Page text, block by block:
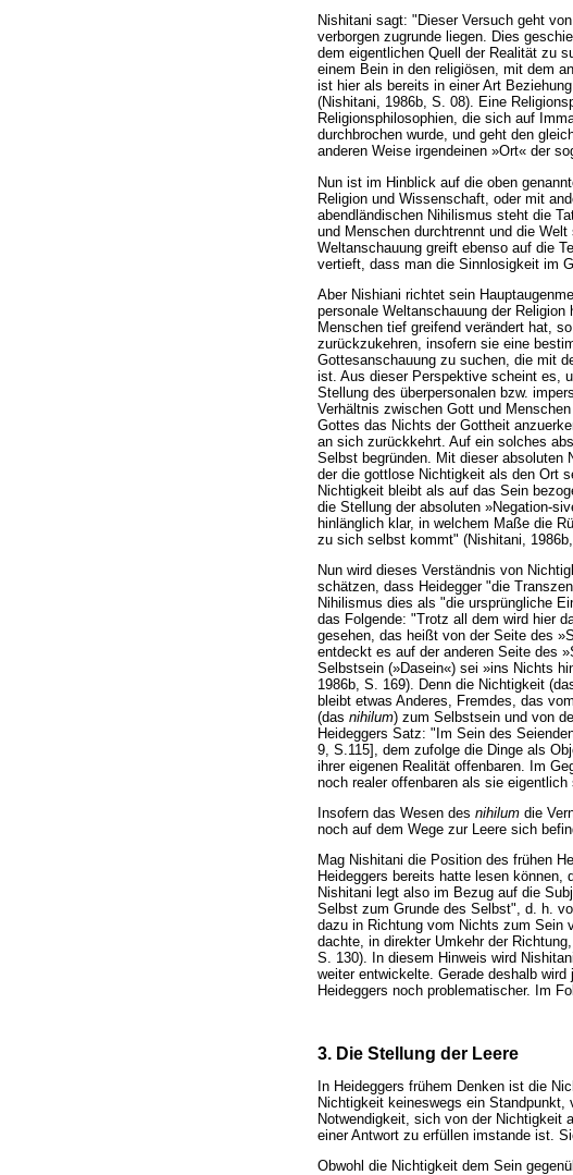
Nishitani sagt: "Dieser Versuch geht
verborgen zugrunde liegen. Dies
dem eigentlichen Quell der Realität zu
einem Bein in den religiösen, mit dem
ist hier als bereits in einer Art
(Nishitani, 1986b, S. 08). Eine
Religionsphilosophien, die sich auf
durchbrochen wurde, und geht den
anderen Weise irgendeinen »Ort« der
Nun ist im Hinblick auf die oben
Religion und Wissenschaft, oder mit
abendländischen Nihilismus steht die
und Menschen durchtrennt und die
Weltanschauung greift ebenso auf die
vertieft, dass man die Sinnlosigkeit im
Aber Nishiani richtet sein
personale Weltanschauung der
Menschen tief greifend verändert hat,
zurückzukehren, insofern sie eine
Gottesanschauung zu suchen, die mit
ist. Aus dieser Perspektive scheint es,
Stellung des überpersonalen bzw.
Verhältnis zwischen Gott und
Gottes das Nichts der Gottheit
an sich zurückkehrt. Auf ein solches
Selbst begründen. Mit dieser absoluten
der die gottlose Nichtigkeit als den Ort
Nichtigkeit bleibt als auf das Sein
die Stellung der absoluten »Negation-
hinlänglich klar, in welchem Maße die
zu sich selbst kommt" (Nishitani, 1986b,
Nun wird dieses Verständnis von
schätzen, dass Heidegger "die
Nihilismus dies als "die ursprüngliche
das Folgende: "Trotz all dem wird hier
gesehen, das heißt von der Seite des
entdeckt es auf der anderen Seite des
Selbstsein (»Dasein«) sei »ins Nichts
1986b, S. 169). Denn die Nichtigkeit
bleibt etwas Anderes, Fremdes, das
(das nihilum) zum Selbstsein und von
Heideggers Satz: "Im Sein des
9, S.115], dem zufolge die Dinge als
ihrer eigenen Realität offenbaren. Im
noch realer offenbaren als sie eigentlich
Insofern das Wesen des nihilum die
noch auf dem Wege zur Leere sich
Mag Nishitani die Position des frühen
Heideggers bereits hatte lesen
Nishitani legt also im Bezug auf die
Selbst zum Grunde des Selbst", d. h.
dazu in Richtung vom Nichts zum Sein
dachte, in direkter Umkehr der
S. 130). In diesem Hinweis wird
weiter entwickelte. Gerade deshalb
Heideggers noch problematischer. Im
3. Die Stellung der Leere
In Heideggers frühem Denken ist die
Nichtigkeit keineswegs ein Standpunkt,
Notwendigkeit, sich von der Nichtigkeit
einer Antwort zu erfüllen imstande ist.
Obwohl die Nichtigkeit dem Sein